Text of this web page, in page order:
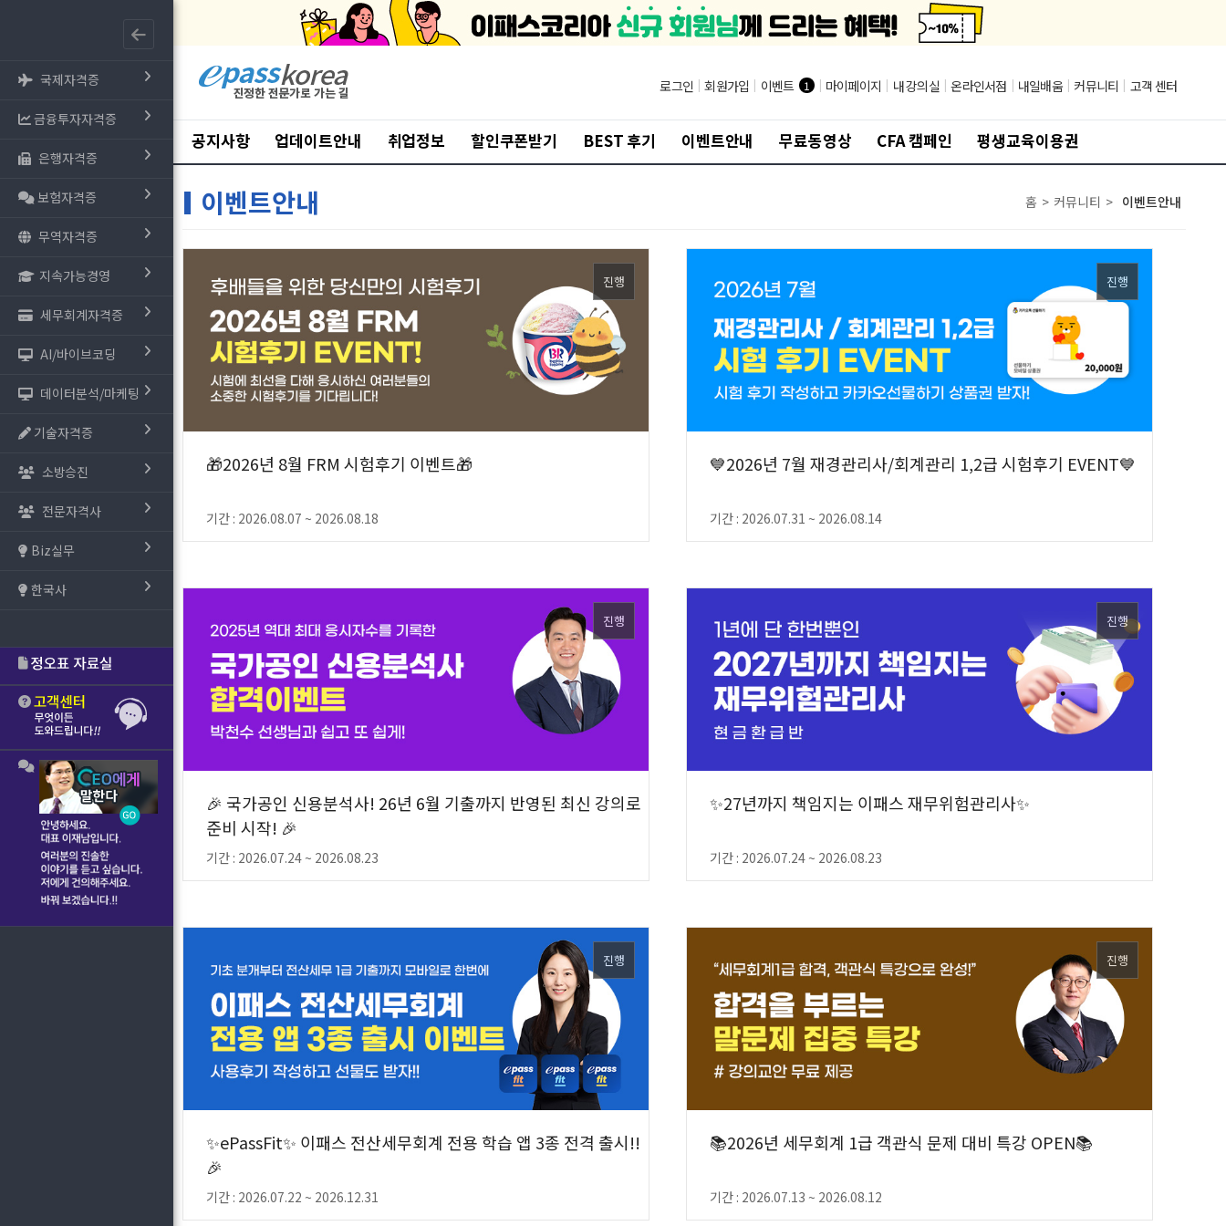
국제자격증
금융투자자격증
은행자격증
보험자격증
무역자격증
지속가능경영
세무회계자격증
AI/바이브코딩
데이터분석/마케팅
기술자격증
소방승진
전문자격사
Biz실무
한국사
로그인 | 회원가입 | 이벤트 1 | 마이페이지 | 내 강의실 | 온라인서점 | 내일배움 | 커뮤니티 | 고객 센터
공지사항 업데이트안내 취업정보 할인쿠폰받기 BEST 후기 이벤트안내 무료동영상 CFA 캠페인 평생교육이용권
이벤트안내 홈 > 커뮤니티 > 이벤트안내
진행
🎁2026년 8월 FRM 시험후기 이벤트🎁
기간 : 2026.08.07 ~ 2026.08.18
진행
💙2026년 7월 재경관리사/회계관리 1,2급 시험후기 EVENT💙
기간 : 2026.07.31 ~ 2026.08.14
진행
🎉 국가공인 신용분석사! 26년 6월 기출까지 반영된 최신 강의로
준비 시작! 🎉
기간 : 2026.07.24 ~ 2026.08.23
진행
✨27년까지 책임지는 이패스 재무위험관리사✨
기간 : 2026.07.24 ~ 2026.08.23
진행
✨ePassFit✨ 이패스 전산세무회계 전용 학습 앱 3종 전격 출시!!
🎉
기간 : 2026.07.22 ~ 2026.12.31
진행
📚2026년 세무회계 1급 객관식 문제 대비 특강 OPEN📚
기간 : 2026.07.13 ~ 2026.08.12